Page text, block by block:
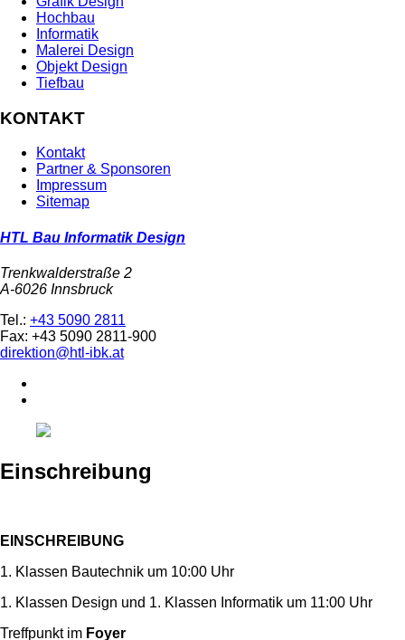
Hochbau
Informatik
Malerei Design
Objekt Design
Tiefbau
KONTAKT
Kontakt
Partner & Sponsoren
Impressum
Sitemap
HTL Bau Informatik Design
Trenkwalderstraße 2
A-6026 Innsbruck
Tel.: +43 5090 2811
Fax: +43 5090 2811-900
direktion@htl-ibk.at
Einschreibung
EINSCHREIBUNG
1. Klassen Bautechnik um 10:00 Uhr
1. Klassen Design und 1. Klassen Informatik um 11:00 Uhr
Treffpunkt im Foyer